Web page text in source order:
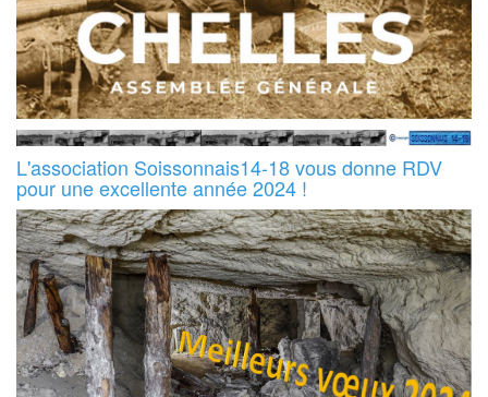
L'association Soissonnais14-18 vous donne RDV
pour une excellente année 2024 !